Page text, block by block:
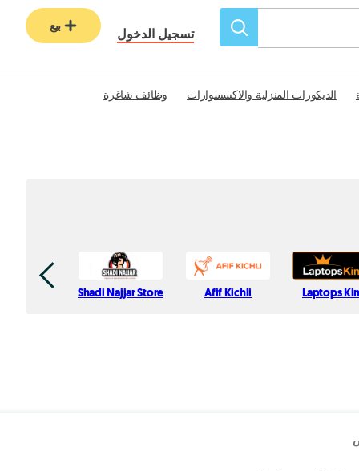
تسجيل الدخول
بيع
الديكورات المنزلية والاكسسوارات وظائف شاغرة
Shadi Najjar Store Afif Kichli Laptops